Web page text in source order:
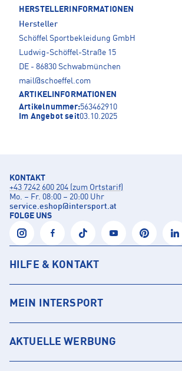
HERSTELLERINFORMATIONEN
Hersteller
Schöffel Sportbekleidung GmbH
Ludwig-Schöffel-Straße 15
DE - 86830 Schwabmünchen
mail@schoeffel.com
ARTIKELINFORMATIONEN
Artikelnummer:563462910
Im Angebot seit03.10.2025
KONTAKT
+43 7242 600 204 (zum Ortstarif)
Mo. – Fr. 08:00 – 20:00 Uhr
service.eshop@intersport.at
FOLGE UNS
HILFE & KONTAKT
MEIN INTERSPORT
AKTUELLE WERBUNG